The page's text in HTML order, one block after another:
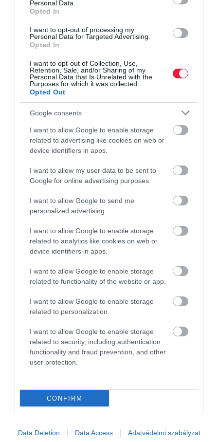
Personal Data.
Opted In
I want to opt-out of processing my
Personal Data for Targeted Advertising.
Opted In
I want to opt-out of Collection, Use,
Retention, Sale, and/or Sharing of my
Personal Data that Is Unrelated with the
Purposes for which it was collected.
Opted Out
Google consents
I want to allow Google to enable storage
related to advertising like cookies on web or
device identifiers in apps.
I want to allow my user data to be sent to
Google for online advertising purposes.
I want to allow Google to send me
personalized advertising.
I want to allow Google to enable storage
related to analytics like cookies on web or
device identifiers in apps.
I want to allow Google to enable storage
related to functionality of the website or app.
I want to allow Google to enable storage
related to personalization.
I want to allow Google to enable storage
related to security, including authentication
functionality and fraud prevention, and other
user protection.
CONFIRM
Data Deletion Data Access Adatvédelmi szabályzat
eladni. A lokális tényezőket nagyon komolyan meg kell fontolni és
az adott lokációhoz kell igazítani a szolgáltatást és az árat. A cél
mindig az, hogy egy minél szélesebb, stabilabb, belföldi fogyasztói
réteget érjenek el a vidéken üzemelő helyek.”
A jövő vidéken is épülhet
A belföldi turizmus erősödése – ha megfelelő szolgáltatási szinttel
társul – stabil alapot adhat a vidéki vendéglátásnak. Dr. Andrejszki
Richárd a beszélgetés során arra is rámutatott, hogy a magyar
elkerüljék a külföldi alternatívák (pl. Szlovénia, Horvátország,
Ausztria, Románia) irányába történő elvándorlást. Ez különösen
fontos a vidéki turizmus szempontjából, ahol a városi pihenés
mellett a „vidéki kikapcsolódás” erős piaci potenciált jelenthet,
amennyiben a helyi szolgáltatások megfelelően pozícionáltak.
alapanyagokkal dolgoznak, családi modellre építenek és reálisan
pozícionálnak. Csak ez tud lenni a hosszú távú versenyképesség
„Egy kis étterem, amely felelősen és a helyi termelőkkel
a vendégek körében. Ez hosszú távon pénzügyileg is fenntartható,
és elkötelezett vendégkört eredményez”– zárja gondolatait Dr.
családi vállalkozás